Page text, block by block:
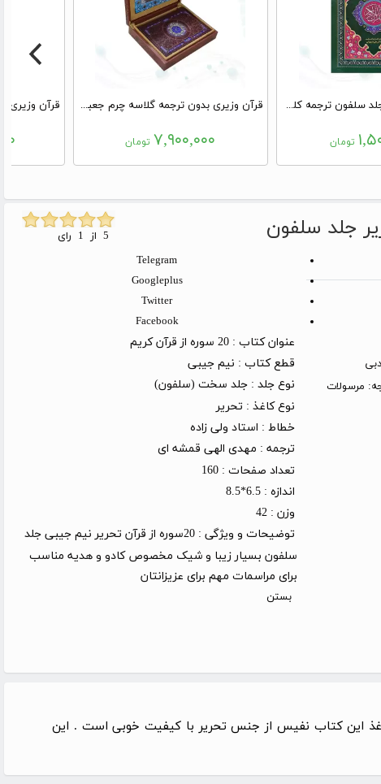
قرآن وزیری تحریر جلد سلفون ترجمه کلمه به کلمه تحت اللفظی
تومان
قرآن وزیری بدون ترجمه گلاسه چرم جعبه دار پلاک رنگی جدید با آینه
۷,۹۰۰,۰۰۰ تومان
2 تا 6 روز کاری (توجه: مرسولات
Telegram
Googleplus
Twitter
Facebook
عنوان کتاب :20 سوره از قرآن کریم
قطع کتاب : نیم جیبی
نوع جلد :جلد سخت (سلفون)
نوع کاغذ : تحریر
خطاط : استاد ولی زاده
ترجمه : مهدی الهی قمشه ای
تعداد صفحات :160
اندازه :6.5*8.5
وزن :42
توضیحات و ویژگی :
20سوره از قرآن تحریر نیم جیبی جلد
سلفون بسیار زیبا و شیک مخصوص کادو و هدیه مناسب
برای مراسمات مهم برای عزیزانتان
بستن
این کتاب نفیس از جنس تحریر با کیفیت خوبی است . این